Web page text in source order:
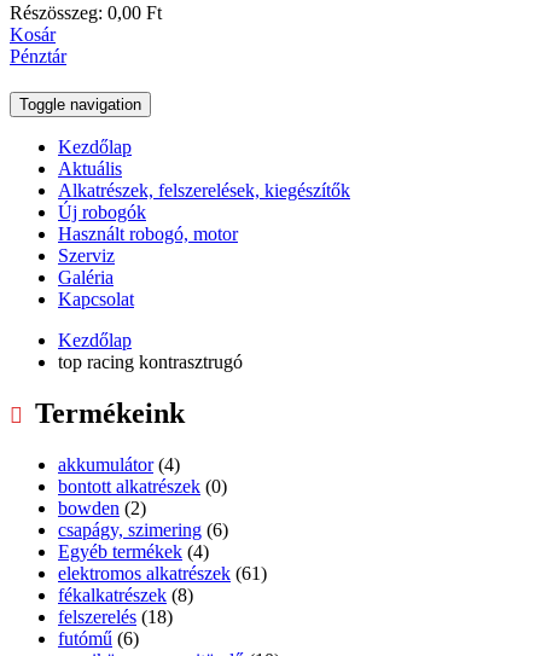
Részösszeg: 0,00 Ft
Kosár
Pénztár
Toggle navigation
Kezdőlap
Aktuális
Alkatrészek, felszerelések, kiegészítők
Új robogók
Használt robogó, motor
Szerviz
Galéria
Kapcsolat
Kezdőlap
top racing kontrasztrugó
Termékeink
akkumulátor (4)
bontott alkatrészek (0)
bowden (2)
csapágy, szimering (6)
Egyéb termékek (4)
elektromos alkatrészek (61)
fékalkatrészek (8)
felszerelés (18)
futómű (6)